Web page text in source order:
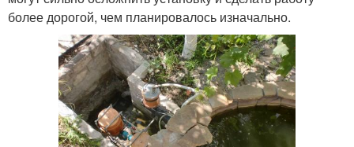
более дорогой, чем планировалось изначально.